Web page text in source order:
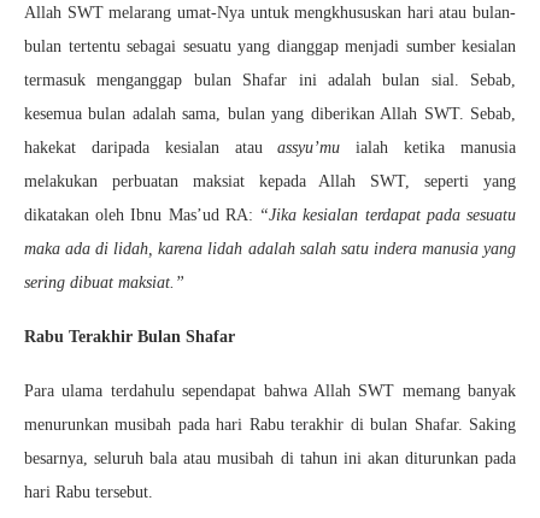
Allah SWT melarang umat-Nya untuk mengkhususkan hari atau bulan-
bulan tertentu sebagai sesuatu yang dianggap menjadi sumber kesialan
termasuk menganggap bulan Shafar ini adalah bulan sial. Sebab,
kesemua bulan adalah sama, bulan yang diberikan Allah SWT. Sebab,
hakekat daripada kesialan atauassyu’mu ialah ketika manusia
melakukan perbuatan maksiat kepada Allah SWT, seperti yang
dikatakan oleh Ibnu Mas’ud RA: “Jika kesialan terdapat pada sesuatu
maka ada di lidah, karena lidah adalah salah satu indera manusia yang
sering dibuat maksiat.”
Rabu Terakhir Bulan Shafar
Para ulama terdahulu sependapat bahwa Allah SWT memang banyak
menurunkan musibah pada hari Rabu terakhir di bulan Shafar. Saking
besarnya, seluruh bala atau musibah di tahun ini akan diturunkan pada
hari Rabu tersebut.